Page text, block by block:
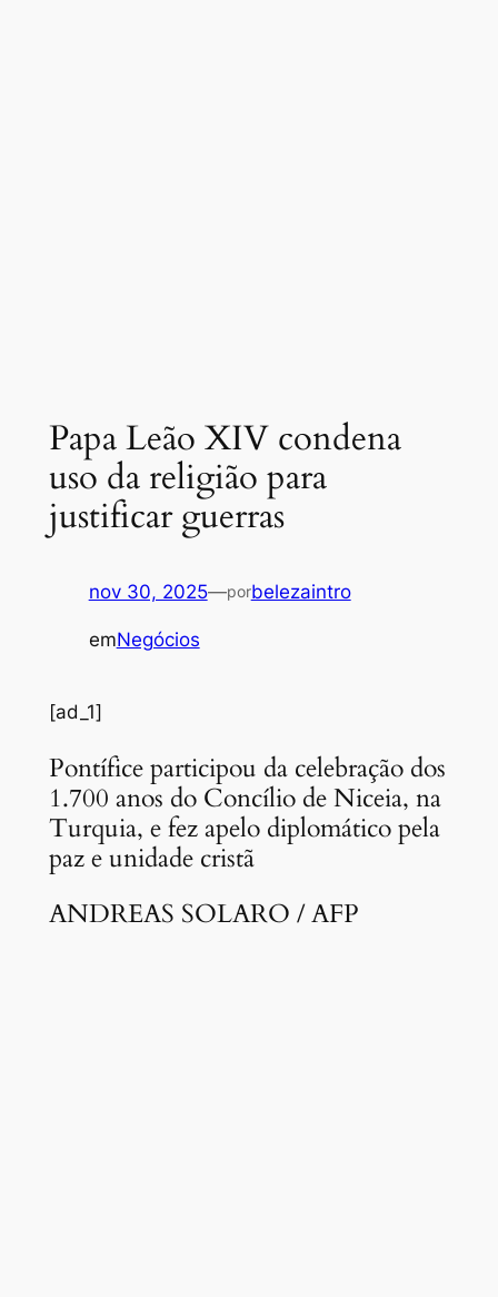
Papa Leão XIV condena
uso da religião para
justificar guerras
nov 30, 2025—porbelezaintro
emNegócios
[ad_1]
Pontífice participou da celebração dos
1.700 anos do Concílio de Niceia, na
Turquia, e fez apelo diplomático pela
paz e unidade cristã
ANDREAS SOLARO / AFP